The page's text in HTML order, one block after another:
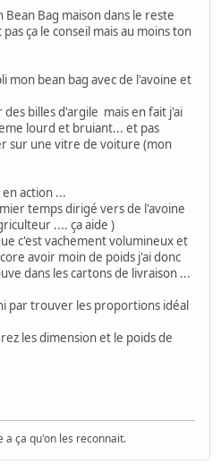
Bean Bag maison dans le reste
ça le conseil mais au moins ton
mon bean bag avec de l'avoine et
des billes d'argile mais en fait j'ai
lourd et bruiant... et pas
sur une vitre de voiture (mon
action ...
temps dirigé vers de l'avoine
.... ça aide )
c'est vachement volumineux et
avoir moin de poids j'ai donc
dans les cartons de livraison ...
par trouver les proportions idéal
les dimension et le poids de
a ça qu'on les reconnait.